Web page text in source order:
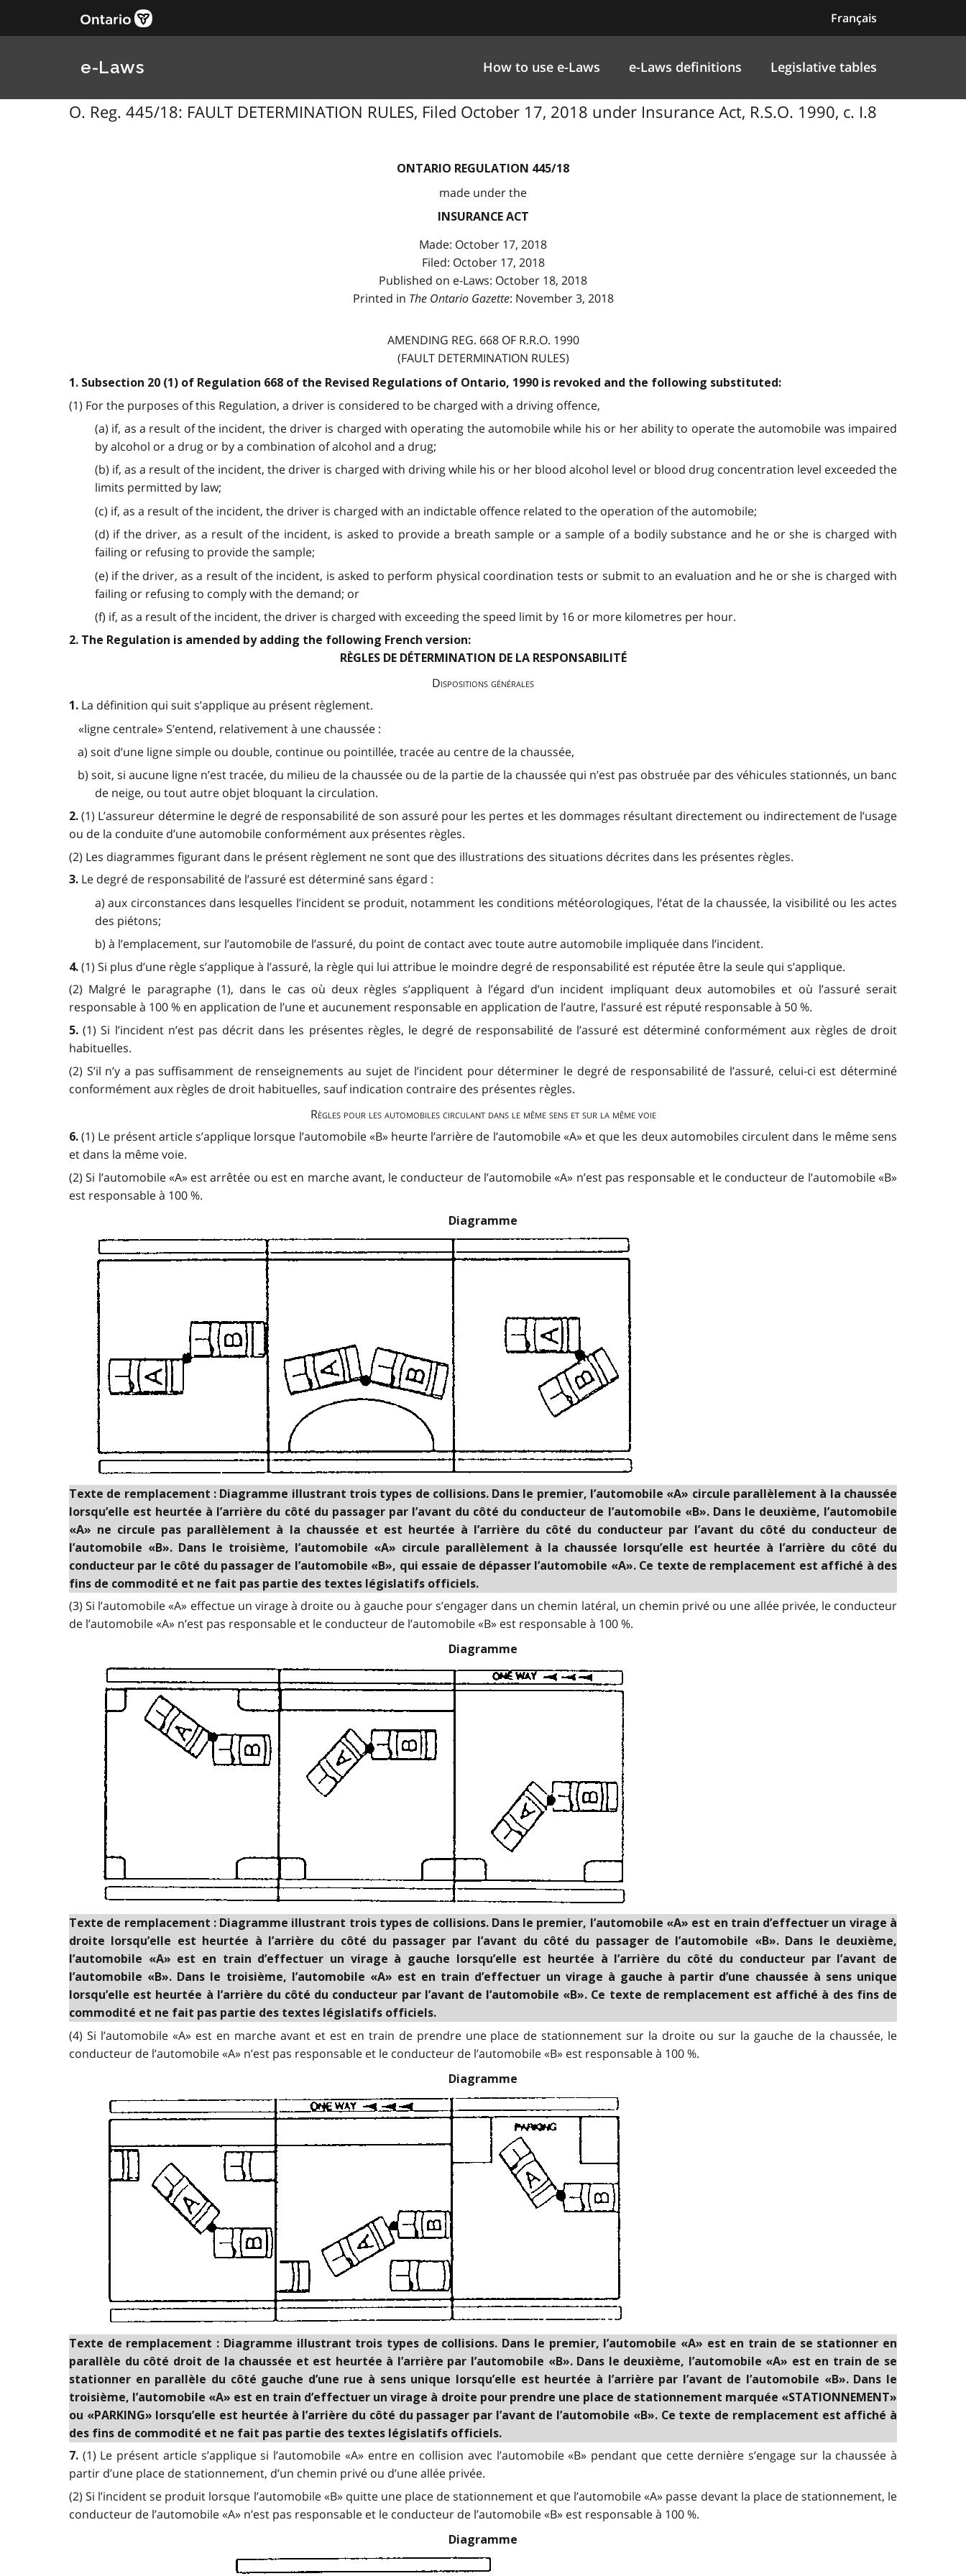
Français
e-Laws How to use e-Laws e-Laws definitions Legislative tables
O. Reg. 445/18: FAULT DETERMINATION RULES, Filed October 17, 2018 under Insurance Act, R.S.O. 1990, c. I.8
ONTARIO REGULATION 445/18
made under the
INSURANCE ACT
Made: October 17, 2018
Filed: October 17, 2018
Published on e-Laws: October 18, 2018
Printed in The Ontario Gazette: November 3, 2018
AMENDING REG. 668 OF R.R.O. 1990
(FAULT DETERMINATION RULES)
1. Subsection 20 (1) of Regulation 668 of the Revised Regulations of Ontario, 1990 is revoked and the following substituted:
(1) For the purposes of this Regulation, a driver is considered to be charged with a driving offence,
(a) if, as a result of the incident, the driver is charged with operating the automobile while his or her ability to operate the automobile was impaired
by alcohol or a drug or by a combination of alcohol and a drug;
(b) if, as a result of the incident, the driver is charged with driving while his or her blood alcohol level or blood drug concentration level exceeded the
limits permitted by law;
(c) if, as a result of the incident, the driver is charged with an indictable offence related to the operation of the automobile;
(d) if the driver, as a result of the incident, is asked to provide a breath sample or a sample of a bodily substance and he or she is charged with
failing or refusing to provide the sample;
(e) if the driver, as a result of the incident, is asked to perform physical coordination tests or submit to an evaluation and he or she is charged with
failing or refusing to comply with the demand; or
(f) if, as a result of the incident, the driver is charged with exceeding the speed limit by 16 or more kilometres per hour.
2. The Regulation is amended by adding the following French version:
RÈGLES DE DÉTERMINATION DE LA RESPONSABILITÉ
Dispositions générales
1. La définition qui suit s’applique au présent règlement.
«ligne centrale» S’entend, relativement à une chaussée :
a) soit d’uneligne simple ou double, continue ou pointillée, tracée au centre de la chaussée,
b) soit, si aucune ligne n’est tracée, du milieu de la chaussée ou de la partie de la chaussée qui n’est pas obstruée par des véhicules stationnés, un banc
de neige, ou tout autre objet bloquant la circulation.
2.(1) L’assureur détermine le degré de responsabilité de son assuré pour les pertes et les dommages résultant directement ou indirectement de l’usage
ou de la conduite d’une automobile conformément aux présentes règles.
(2) Les diagrammes figurant dans le présent règlement ne sont que des illustrations des situations décrites dans les présentes règles.
3. Le degré de responsabilité de l’assuré est déterminé sans égard :
a) aux circonstances dans lesquelles l’incident se produit, notamment les conditions météorologiques, l’état de la chaussée, la visibilité ou les actes
des piétons;
b) à l’emplacement, sur l’automobile de l’assuré, du point de contact avec toute autre automobile impliquée dans l’incident.
4. (1) Si plus d’une règle s’applique à l’assuré, la règle qui lui attribue le moindre degré de responsabilité est réputée être la seule qui s’applique.
(2) Malgré le paragraphe (1), dans le cas où deux règles s’appliquent à l’égard d’un incident impliquant deux automobiles et où l’assuré serait
responsable à 100 % en application de l’une et aucunement responsable en application de l’autre, l’assuré est réputé responsable à 50 %.
5.(1) Si l’incident n’est pas décrit dans les présentes règles, le degré de responsabilité de l’assuré est déterminé conformément aux règles de droit
habituelles.
(2) S’il n’y a pas suffisamment de renseignements au sujet de l’incident pour déterminer le degré de responsabilité de l’assuré, celui-ci est déterminé
conformément aux règles de droit habituelles, sauf indication contraire des présentes règles.
Règles pour les automobiles circulant dans le même sens et sur la même voie
6.(1) Le présent article s’applique lorsque l’automobile «B» heurte l’arrière de l’automobile «A» et que les deux automobiles circulent dans le même sens
et dans la même voie.
(2) Si l’automobile «A» est arrêtée ou est en marche avant, le conducteur de l’automobile «A» n’est pas responsable et le conducteur de l’automobile «B»
est responsable à 100 %.
Diagramme
Texte de remplacement : Diagramme illustrant trois types de collisions. Dans le premier, l’automobile «A» circule parallèlement à la chaussée
lorsqu’elle est heurtée à l’arrière du côté du passager par l’avant du côté du conducteur de l’automobile «B». Dans le deuxième, l’automobile
«A» ne circule pas parallèlement à la chaussée et est heurtée à l’arrière du côté du conducteur par l’avant du côté du conducteur de
l’automobile «B». Dans le troisième, l’automobile «A» circule parallèlement à la chaussée lorsqu’elle est heurtée à l’arrière du côté du
conducteur par le côté du passager de l’automobile «B», qui essaie de dépasser l’automobile «A». Ce texte de remplacement est affiché à des
fins de commodité et ne fait pas partie des textes législatifs officiels.
(3) Si l’automobile «A» effectue un virage à droite ou à gauche pour s’engager dans un chemin latéral, un chemin privé ou une allée privée, le conducteur
de l’automobile «A» n’est pas responsable et le conducteur de l’automobile «B» est responsable à 100 %.
Diagramme
Texte de remplacement : Diagramme illustrant trois types de collisions. Dans le premier, l’automobile «A» est en train d’effectuer un virage à
droite lorsqu’elle est heurtée à l’arrière du côté du passager par l’avant du côté du passager de l’automobile «B». Dans le deuxième,
l’automobile «A» est en train d’effectuer un virage à gauche lorsqu’elle est heurtée à l’arrière du côté du conducteur par l’avant de
l’automobile «B». Dans le troisième, l’automobile «A» est en train d’effectuer un virage à gauche à partir d’une chaussée à sens unique
lorsqu’elle est heurtée à l’arrière du côté du conducteur par l’avant de l’automobile «B». Ce texte de remplacement est affiché à des fins de
commodité et ne fait pas partie des textes législatifs officiels.
(4) Si l’automobile «A» est en marche avant et est en train de prendre une place de stationnement sur la droite ou sur la gauche de la chaussée, le
conducteur de l’automobile «A» n’est pas responsable et le conducteur de l’automobile «B» est responsable à 100 %.
Diagramme
Texte de remplacement : Diagramme illustrant trois types de collisions. Dans le premier, l’automobile «A» est en train de se stationner en
parallèle du côté droit de la chaussée et est heurtée à l’arrière par l’automobile «B». Dans le deuxième, l’automobile «A» est en train de se
stationner en parallèle du côté gauche d’une rue à sens unique lorsqu’elle est heurtée à l’arrière par l’avant de l’automobile «B». Dans le
troisième, l’automobile «A» est en train d’effectuer un virage à droite pour prendre une place de stationnement marquée «STATIONNEMENT»
ou «PARKING» lorsqu’elle est heurtée à l’arrière du côté du passager par l’avant de l’automobile «B». Ce texte de remplacement est affiché à
des fins de commodité et ne fait pas partie des textes législatifs officiels.
7. (1) Le présent article s’applique si l’automobile «A» entre en collision avec l’automobile «B» pendant que cette dernière s’engage sur la chaussée à
partir d’une place de stationnement, d’un chemin privé ou d’une allée privée.
(2) Si l’incident se produit lorsque l’automobile «B» quitte une place de stationnement et que l’automobile «A» passe devant la place de stationnement, le
conducteur de l’automobile «A» n’est pas responsable et le conducteur de l’automobile «B» est responsable à 100 %.
Diagramme